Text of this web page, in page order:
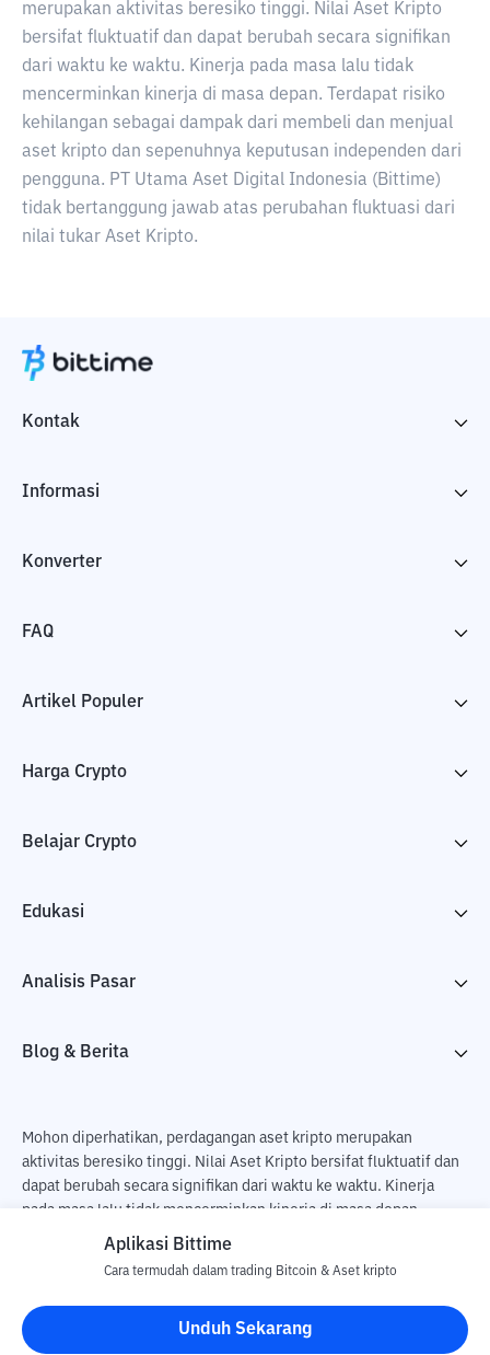
merupakan aktivitas beresiko tinggi. Nilai Aset Kripto
bersifat fluktuatif dan dapat berubah secara signifikan
dari waktu ke waktu. Kinerja pada masa lalu tidak
mencerminkan kinerja di masa depan. Terdapat risiko
kehilangan sebagai dampak dari membeli dan menjual
aset kripto dan sepenuhnya keputusan independen dari
pengguna. PT Utama Aset Digital Indonesia (Bittime)
tidak bertanggung jawab atas perubahan fluktuasi dari
nilai tukar Aset Kripto.
Kontak
Informasi
Konverter
FAQ
Artikel Populer
Harga Crypto
Belajar Crypto
Edukasi
Analisis Pasar
Blog & Berita
Mohon diperhatikan, perdagangan aset kripto merupakan
aktivitas beresiko tinggi. Nilai Aset Kripto bersifat fluktuatif dan
dapat berubah secara signifikan dari waktu ke waktu. Kinerja
pada masa lalu tidak mencerminkan kinerja di masa depan.
Terdapat risiko kehilangan sebagai dampak dari membeli dan
pengguna. PT Utama Aset Digital Indonesia (Bittime) tidak
bertanggung jawab atas perubahan fluktuasi dari nilai tukar Aset
Kripto.
Aplikasi Bittime
Cara termudah dalam trading Bitcoin & Aset kripto
Unduh Sekarang